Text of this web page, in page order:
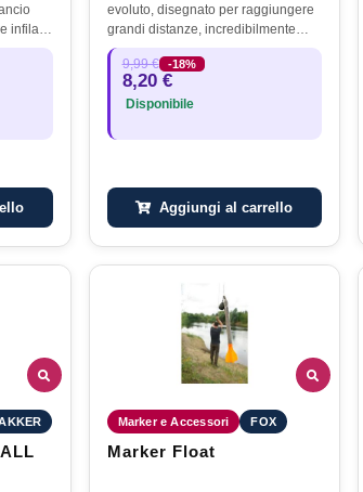
infilato
evoluto, disegnato per raggiungere
grandi distanze, incredibilmente
galleggiante …
9,99 €
-18%
8,20 €
Disponibile
Aggiungi al carrello
Marker e Accessori FOX
Marker Float